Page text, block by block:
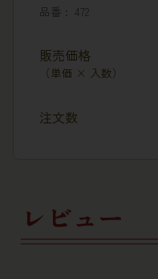
品番
472
販売価格
（単価 × 入数）
注文数
レビュー